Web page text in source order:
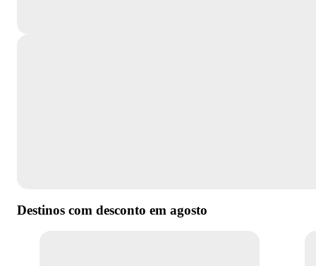
Destinos com desconto em agosto